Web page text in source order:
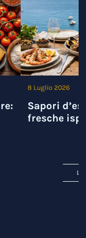
8 Luglio 2026
Sapori
fresche